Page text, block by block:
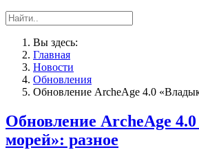
Вы здесь:
Главная
Новости
Обновления
Обновление ArcheAge 4.0
Обновление ArcheAge
морей»: разное